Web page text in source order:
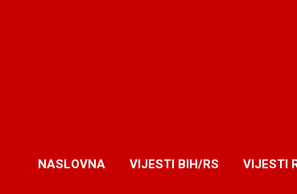
NASLOVNA VIJESTI BIH/RS VIJESTI